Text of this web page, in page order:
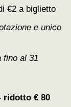
€2 a biglietto
e unico
fino al 31
ridotto € 80